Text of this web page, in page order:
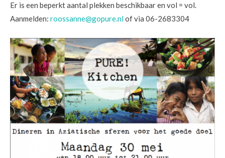
Er is een beperkt aantal plekken beschikbaar en vol = vol.
Aanmelden: roossanne@gopure.nlof via 06-2683304